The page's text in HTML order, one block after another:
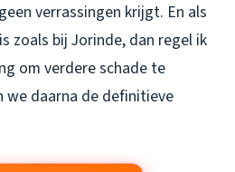
verrassingen krijgt. En als
zoals bij Jorinde, dan regel ik
om verdere schade te
we daarna de definitieve